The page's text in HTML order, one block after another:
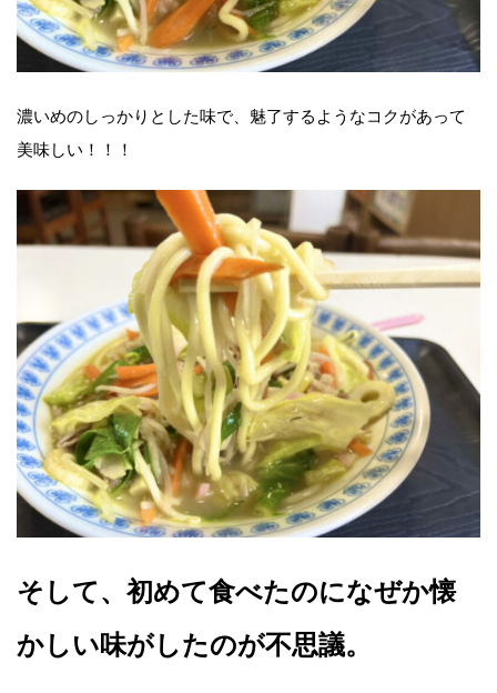
濃いめのしっかりとした味で、魅了するようなコクがあって
美味しい！！！
そして、初めて食べたのになぜか懐
かしい味がしたのが不思議。